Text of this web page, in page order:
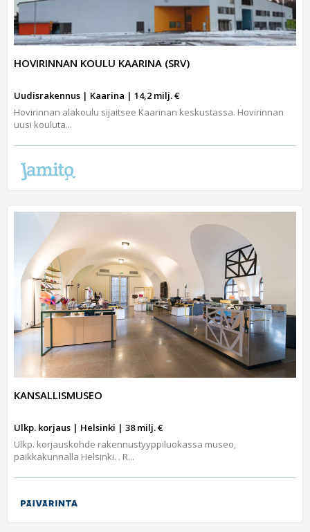
HOVIRINNAN KOULU KAARINA (SRV)
Uudisrakennus | Kaarina | 14,2 milj. €
Hovirinnan alakoulu sijaitsee Kaarinan keskustassa. Hovirinnan
uusi kouluta...
KANSALLISMUSEO
Ulkp. korjaus | Helsinki | 38 milj. €
Ulkp. korjauskohde rakennustyyppiluokassa museo,
paikkakunnalla Helsinki. . R...